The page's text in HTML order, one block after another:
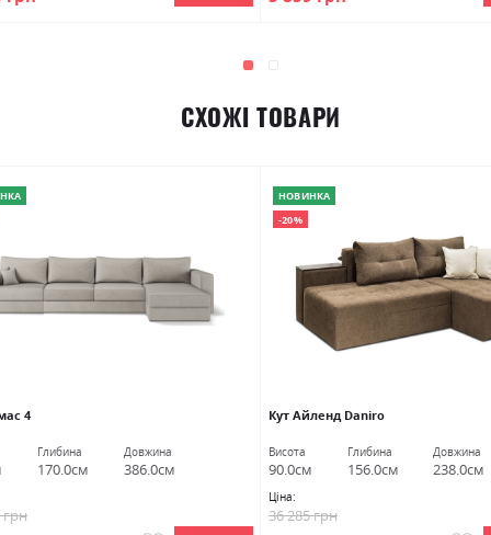
СХОЖІ ТОВАРИ
4
Глибина
170.0см
Довжина
386.0см
грн
НОВИНКА
-20%
Кут Айленд Daniro
Висота
90.0см
Глибина
156.0см
Довжина
238.0см
Ціна:
36 285 грн